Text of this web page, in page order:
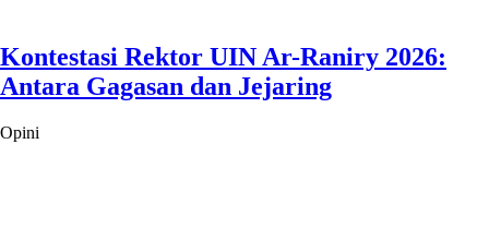
Kontestasi Rektor UIN Ar-Raniry 2026:
Antara Gagasan dan Jejaring
Opini